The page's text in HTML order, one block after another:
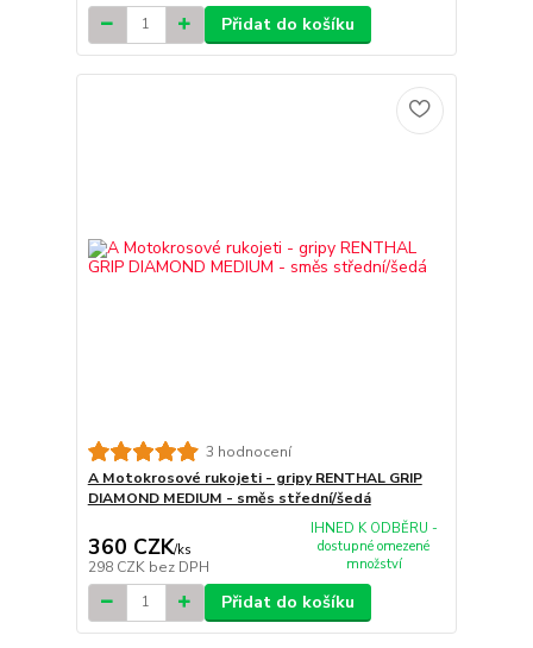
Přidat do košíku
3 hodnocení
A Motokrosové rukojeti - gripy RENTHAL GRIP
DIAMOND MEDIUM - směs střední/šedá
360 CZK/ks
298 CZK bez DPH
IHNED K ODBĚRU -
dostupné omezené
množství
Přidat do košíku